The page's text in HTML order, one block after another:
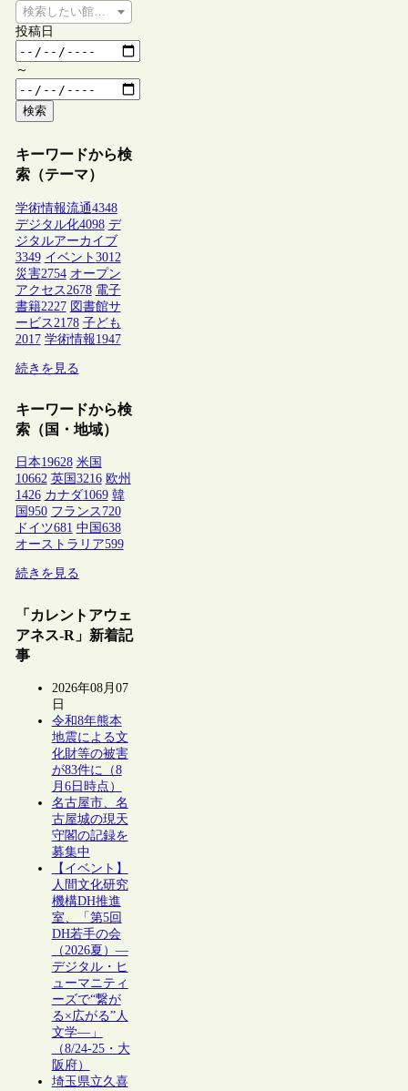
検索したい館種を選択してください
投稿日
～
検索
キーワードから検
索（テーマ）
学術情報流通4348
デジタル化4098 デ
ジタルアーカイブ
3349 イベント 3012
災害2754 オープン
アクセス 2678 電子
書籍2227 図書館サ
ービス 2178 子ども
2017 学術情報1947
続きを見る
キーワードから検
索（国・地域）
日本19628 米国
10662 英国 3216 欧州
1426 カナダ1069 韓
国 950 フランス 720
ドイツ681 中国 638
オーストラリア599
続きを見る
「カレントアウェ
アネス-R」新着記
事
2026年08月07
日
令和8年熊本
地震による文
化財等の被害
が83件に（8
月6日時点）
名古屋市、名
古屋城の現天
守閣の記録を
募集中
【イベント】
人間文化研究
機構DH推進
室、「第5回
DH若手の会
（2026夏）―
デジタル・ヒ
ューマニティ
ーズで“繋が
る×広がる”人
文学―」
（8/24-25・大
阪府）
埼玉県立久喜